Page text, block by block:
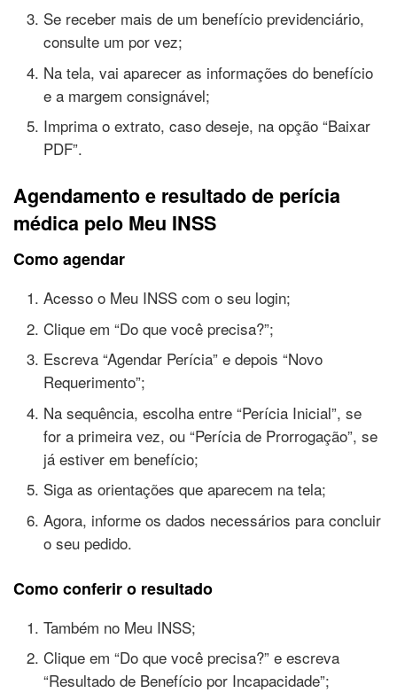
Se receber mais de um benefício previdenciário,
consulte um por vez;
Na tela, vai aparecer as informações do benefício
e a margem consignável;
Imprima o extrato, caso deseje, na opção “Baixar
PDF”.
Agendamento e resultado de perícia
médica pelo Meu INSS
Como agendar
Acesso o Meu INSS com o seu login;
Clique em “Do que você precisa?”;
Escreva “Agendar Perícia” e depois “Novo
Requerimento”;
Na sequência, escolha entre “Perícia Inicial”, se
for a primeira vez, ou “Perícia de Prorrogação”, se
já estiver em benefício;
Siga as orientações que aparecem na tela;
Agora, informe os dados necessários para concluir
o seu pedido.
Como conferir o resultado
Também no Meu INSS;
Clique em “Do que você precisa?” e escreva
“Resultado de Benefício por Incapacidade”;